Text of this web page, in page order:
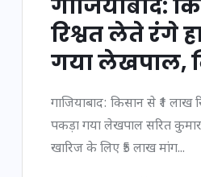
गाजियाबाद:
रिश्वत लेते रंगे
गया लेखपाल,
गाजियाबाद: किसान से ₹1 लाख
पकड़ा गया लेखपाल सरित
खारिज के लिए ₹5 लाख मांग...